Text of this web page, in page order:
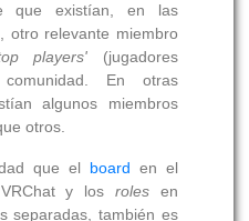
que existían, en las
otro relevante miembro
players' (jugadores
En otras
algunos miembros
otros.
que el board en el
y losroles en
separadas, también es